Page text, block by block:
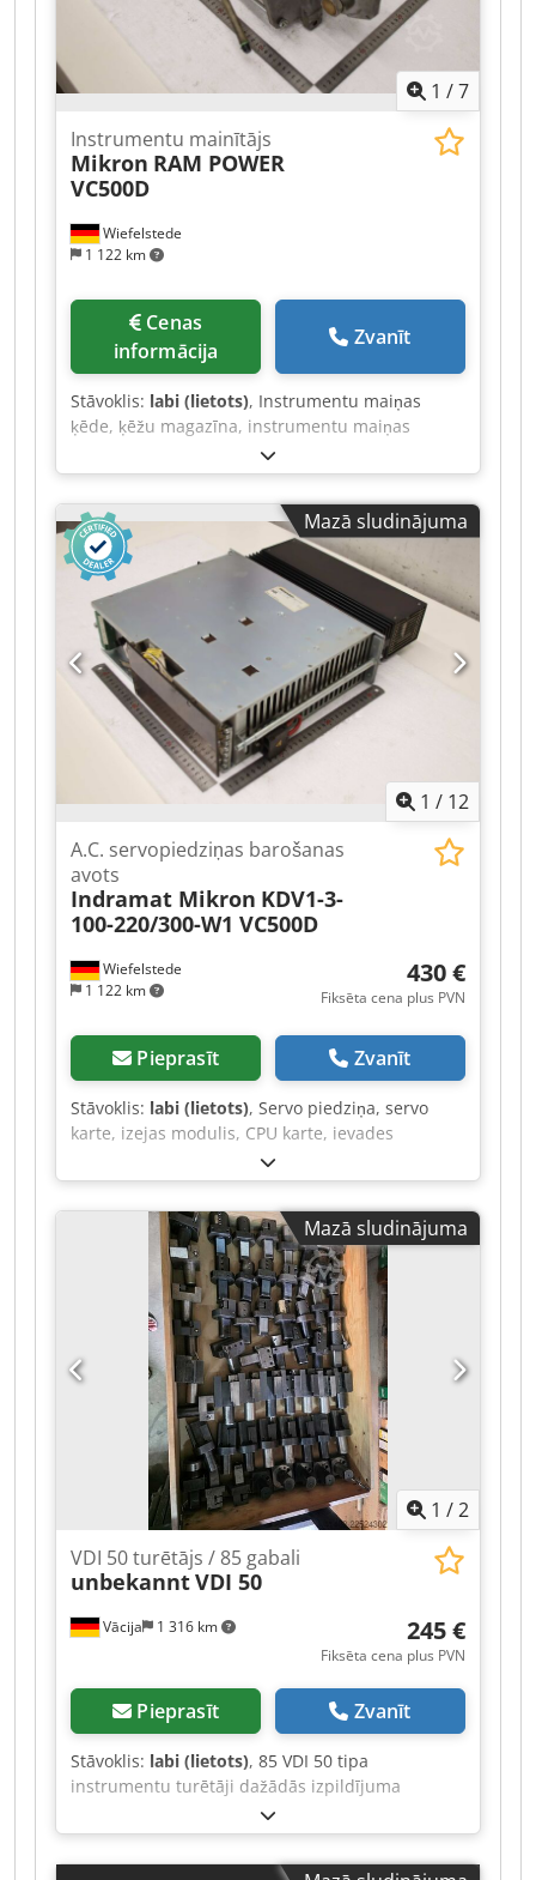
1 /7
Wiefelstede
1 122 km
Instrumentu mainītājs
Mikron RAM POWER
VC500D
informācija
Zvanīt
Stāvoklis: labi (lietots), Instrumentu maiņas
ķēde, ķēžu magazīna, instrumentu maiņas
sistēma, instrumentu magazīna -Ražotājs:
Mikron, spiediena pastiprinātājs RAM POWER no
CNC apstrādes centra Mikron VC500D -Tips: 152
284 4 RP 9813 -Atsevišķas sastāvdaļas: skatīt
fotogrāfijas Dsdpfx Asztpp Eoqiswa -
Transportēšanas izmēri: 580/215/220 mm -Svars:
12,6 kg
Mazā sludinājuma
1 / 12
Wiefelstede
1 122 km
A.C. servopiedziņas barošanas
avots
Indramat Mikron KDV1-3-
100-220/300-W1 VC500D
430 €
Fiksēta cena plus PVN
Pieprasīt Zvanīt
Stāvoklis: labi (lietots), Servo piedziņa, servo
karte, izejas modulis, CPU karte, ievades
procesors, barošanas bloks, vadības karte,
ievades karte, vadība, pārveidotājs, kontrolieris.
Dedpfoztppxjx Aqiowa -Ražotājs: Indramat,
maiņstrāvas servo barošanas bloks no CNC
apstrādes centra Mikron VC500D. -Tips: KDV1-3-
100-220/300-W1. -Daudzums: 1 barošanas bloks.
-Izmēri: 485/390/H105 mm. -Svars: 20,9 kg.
Mazā sludinājuma
1 /2
Vācija 1 316 km
VDI 50 turētājs / 85 gabali
unbekanntVDI 50
245 €
Fiksēta cena plus PVN
Pieprasīt Zvanīt
Stāvoklis: labi (lietots), 85 VDI 50 tipa
instrumentu turētāji dažādās izpildījuma
versijās. Dwodpfx Aqjztpprsiea